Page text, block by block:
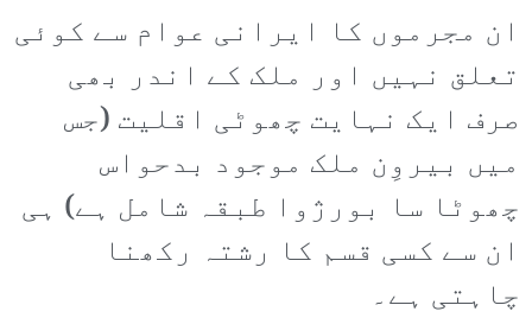
ان مجرموں کا ایرانی عوام سے کوئی
تعلق نہیں اور ملک کے اندر بھی
صرف ایک نہایت چھوٹی اقلیت (جس
میں بیروِن ملک موجود بدحواس
چھوٹا سا بورژوا طبقہ شامل ہے) ہی
ان سے کسی قسم کا رشتہ رکھنا
چاہتی ہے۔